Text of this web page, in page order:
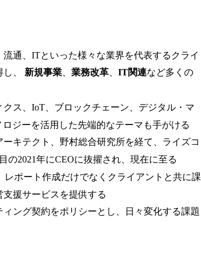
通、ITといった様々な業界を代表するクライ
、 新規事業 業務改革 IT関連など多くの
ス、IoT、ブロックチェーン、デジタル・マ
ジーを活用した先端的なテーマも手がける
キテクト、野村総合研究所を経て、ライズコ
の2021年にCEOに抜擢され、現在に至る
レポート作成だけでなくクライアントと共に課
援サービスを提供する
ング契約をポリシーとし、日々変化する課題